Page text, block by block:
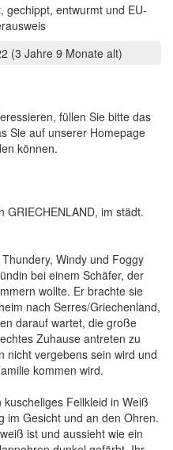
gechippt, entwurmt und EU-
(3 Jahre 9 Monate alt)
füllen Sie bitte das
Sie auf unserer Homepage
können.
GRIECHENLAND, im städt.
Windy und Foggy
bei einem Schäfer, der
wollte. Er brachte sie
nach Serres/Griechenland,
darauf wartet, die große
Zuhause antreten zu
nicht vergebens sein wird und
kommen wird.
Fellkleid in Weiß
im Gesicht und an den Ohren.
ist und aussieht wie ein